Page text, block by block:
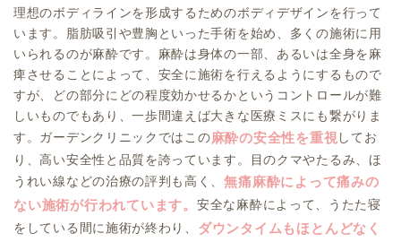
理想のボディラインを形成するためのボディデザインを行って
います。脂肪吸引や豊胸といった手術を始め、多くの施術に用
いられるのが麻酔です。麻酔は身体の一部、あるいは全身を麻
痺させることによって、安全に施術を行えるようにするもので
すが、どの部分にどの程度効かせるかというコントロールが難
しいものでもあり、一歩間違えば大きな医療ミスにも繋がりま
す。ガーデンクリニックではこの麻酔の安全性を重視してお
り、高い安全性と品質を誇っています。目のクマやたるみ、ほ
うれい線などの治療の評判も高く、無痛麻酔によって痛みの
ない施術が行われています。安全な麻酔によって、うたた寝
をしている間に施術が終わり、 ダウンタイムもほとんどなく